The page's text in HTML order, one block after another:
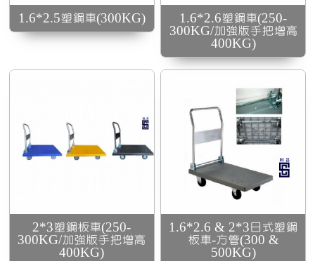
1.6*2.5塑鋼車(300KG)
1.6*2.6塑鋼車(250-
300KG/加強版手把增高
400KG)
2*3塑鋼板車(250-
300KG/加強版手把增高
400KG)
鐵管加強底板使用壽
命
1.6*2.6 & 2*3日式塑鋼
板車-方管(300 &
500KG)
護套(500KG)